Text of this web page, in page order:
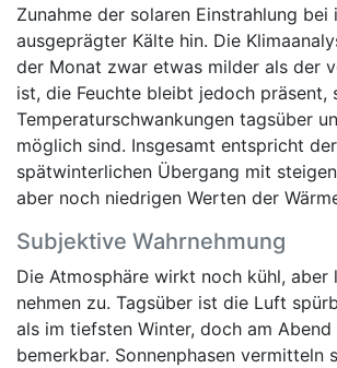
Zunahme der solaren Einstrahlung bei
ausgeprägter Kälte hin. Die
der Monat zwar etwas milder als der
ist, die Feuchte bleibt jedoch präsent,
Temperaturschwankungen tagsüber
möglich sind. Insgesamt entspricht
spätwinterlichen Übergang mit
aber noch niedrigen Werten der
Subjektive Wahrnehmung
Die Atmosphäre wirkt noch kühl, aber
nehmen zu. Tagsüber ist die Luft
als im tiefsten Winter, doch am
bemerkbar. Sonnenphasen vermitteln